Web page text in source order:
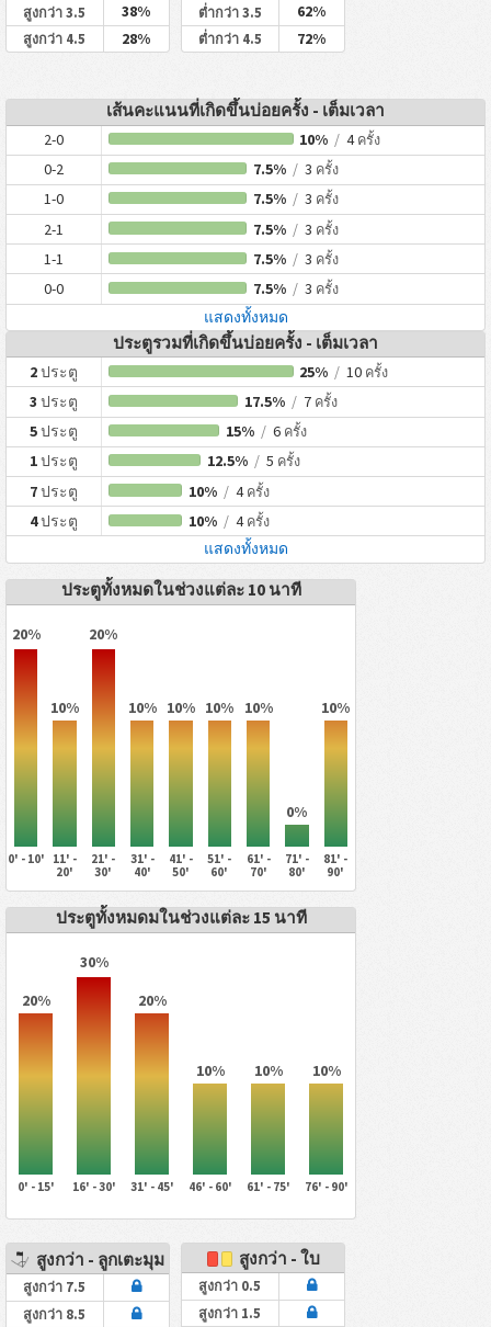
สูงกว่า 3.5 38%
สูงกว่า 4.5 28%
ต่ำกว่า 3.5 62%
ต่ำกว่า 4.5 72%
เส้นคะแนนที่เกิดขึ้นบ่อยครั้ง - เต็มเวลา
2-0 10% / 4 ครั้ง
0-2 7.5% /3 ครั้ง
1-0 7.5% /3 ครั้ง
2-1 7.5% /3 ครั้ง
1-1 7.5% /3 ครั้ง
0-0 7.5% /3 ครั้ง
แสดงทั้งหมด
ประตูรวมที่เกิดขึ้นบ่อยครั้ง - เต็มเวลา
2ประตู 25% / 10 ครั้ง
3ประตู 17.5% /7 ครั้ง
5ประตู 15% /6 ครั้ง
1ประตู 12.5% /5 ครั้ง
7ประตู 10% /4 ครั้ง
4ประตู 10% /4 ครั้ง
แสดงทั้งหมด
ประตูทั้งหมดในช่วงแต่ละ 10 นาที
20%
10%
20%
10% 10% 10% 10%
0%
10%
0' - 10'
11' -
20'
21' -
30'
31' -
40'
41' -
50'
51' -
60'
61' -
70'
71' -
80'
81' -
90'
ประตูทั้งหมดมในช่วงแต่ละ 15 นาที
20%
30%
20%
10% 10% 10%
0' - 15' 16' - 30' 31' - 45' 46' - 60' 61' - 75' 76' - 90'
สูงกว่า - ลูกเตะมุม
สูงกว่า 7.5
สูงกว่า 8.5
สูงกว่า - ใบ
สูงกว่า 0.5
สูงกว่า 1.5